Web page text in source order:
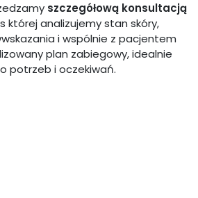
szczegółową konsultacją
której analizujemy stan skóry,
i wspólnie z pacjentem
plan zabiegowy, idealnie
potrzeb i oczekiwań.